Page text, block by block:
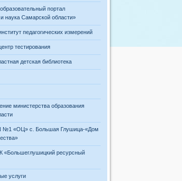
портал
наука Самарской области»
педагогических измерений
тестирования
детская библиотека
министерства образования
«ОЦ» с. Большая Глушица-«Дом
ресурсный
услуги